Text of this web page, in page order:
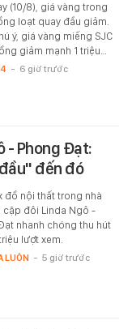
(10/8), giá vàng trong
loạt quay đầu giảm.
ý, giá vàng miếng SJC
giảm mạnh 1 triệu…
- 6 giờ trước
- Phong Đạt:
đến đó
đồ nội thất trong nhà
cặp đôi Linda Ngô -
nhanh chóng thu hút
lượt xem.
LUÔN - 5 giờ trước